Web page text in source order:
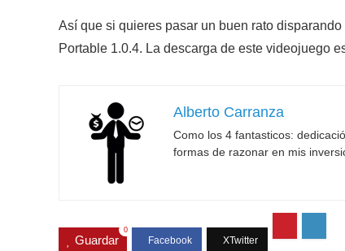
Así que si quieres pasar un buen rato
Portable 1.0.4. La descarga de este videojuego
Alberto Carranza
Como los 4 fantasticos:
formas de razonar en mis
Guardar
0